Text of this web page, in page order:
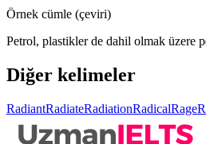
Örnek cümle (çeviri)
Petrol, plastikler de dahil olmak üzere
Diğer kelimeler
RadiantRadiateRadiationRadicalRage